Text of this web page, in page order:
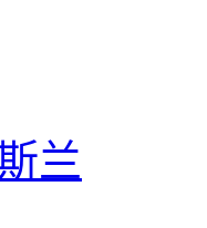
兰